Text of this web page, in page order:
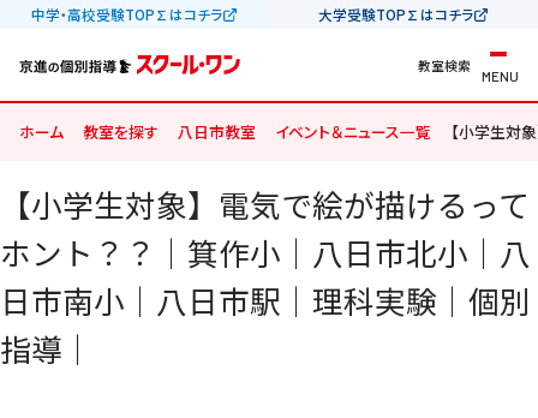
中学・高校受験TOP∑はコチラ 大学受験TOP∑はコチラ
教室検索
MENU
ホーム 教室を探す 八日市教室 イベント＆ニュース一覧 【小学生対
【小学生対象】電気で絵が描けるって
ホント？？｜箕作小｜八日市北小｜八
日市南小｜八日市駅｜理科実験｜個別
指導｜